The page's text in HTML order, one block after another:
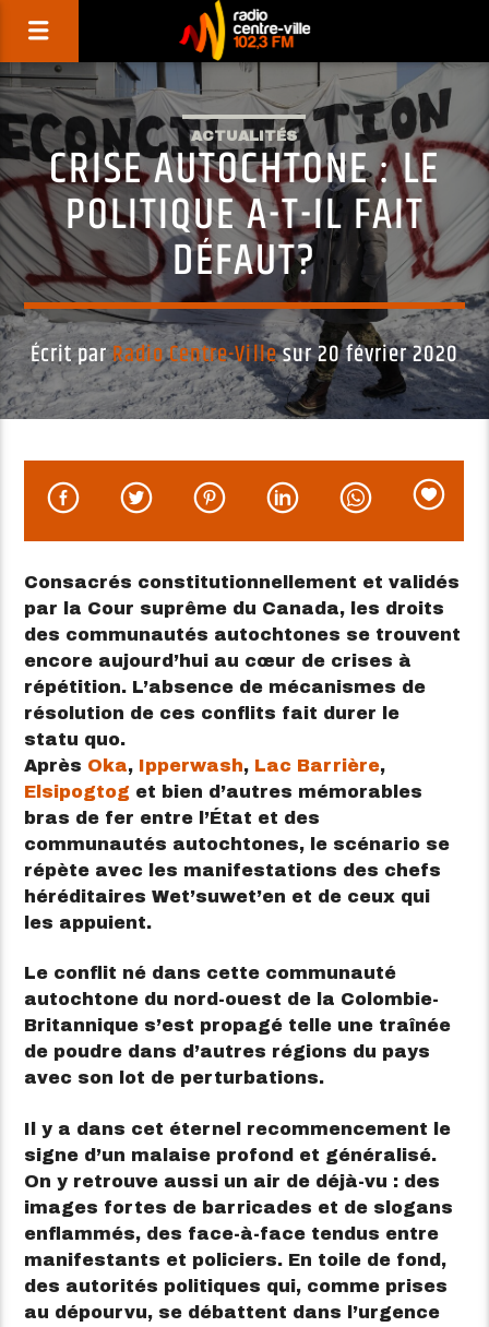
ACTUALITÉS
CRISE AUTOCHTONE : LE
POLITIQUE A-T-IL FAIT
DÉFAUT?
Écrit parRadio Centre-Villesur 20 février 2020
Consacrés constitutionnellement et validés
par la Cour suprême du Canada, les droits
des communautés autochtones se trouvent
encore aujourd’hui au cœur de crises à
répétition. L’absence de mécanismes de
résolution de ces conflits fait durer le
statu quo.
Après Oka, Ipperwash, Lac Barrière,
Elsipogtog et bien d’autres mémorables
bras de fer entre l’État et des
communautés autochtones, le scénario se
répète avec les manifestations des chefs
héréditaires Wet’suwet’en et de ceux qui
les appuient.
Le conflit né dans cette communauté
autochtone du nord-ouest de la Colombie-
Britannique s’est propagé telle une traînée
de poudre dans d’autres régions du pays
avec son lot de perturbations.
Il y a dans cet éternel recommencement le
signe d’un malaise profond et généralisé.
On y retrouve aussi un air de déjà-vu : des
images fortes de barricades et de slogans
enflammés, des face-à-face tendus entre
manifestants et policiers. En toile de fond,
des autorités politiques qui, comme prises
au dépourvu, se débattent dans l’urgence